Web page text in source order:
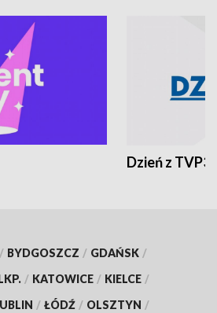
Dzień z TVP3
/ BYDGOSZCZ / GDAŃSK /
/ KATOWICE / KIELCE /
/ ŁÓDŹ / OLSZTYN /